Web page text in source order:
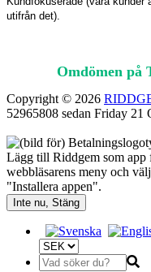
utifrån det).
Omdömen på
Copyright © 2026
52965808 sedan Friday 21
Lägg till Riddgem som app
webbläsarens meny och
"Installera appen".
Inte nu, Stäng